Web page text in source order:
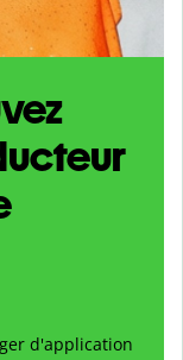
d'application